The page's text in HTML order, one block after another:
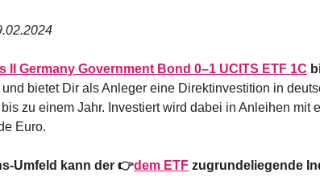
II Germany Government Bond 0–1 UCITS ETF 1C
und bietet Dir als Anleger eine Direktinvestition in
zu einem Jahr. Investiert wird dabei in Anleihen mit
Euro.
Umfeld kann der 👉dem ETF zugrundeliegende